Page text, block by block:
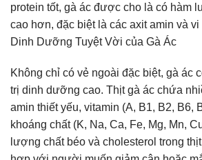
protein tốt, gà ác được cho là có hàm
cao hơn, đặc biệt là các axit amin và vi
Dinh Dưỡng Tuyệt Vời của Gà Ác
Không chỉ có vẻ ngoài đặc biệt, gà ác
trị dinh dưỡng cao. Thịt gà ác chứa
amin thiết yếu, vitamin (A, B1, B2, B6,
khoáng chất (K, Na, Ca, Fe, Mg, Mn,
lượng chất béo và cholesterol trong